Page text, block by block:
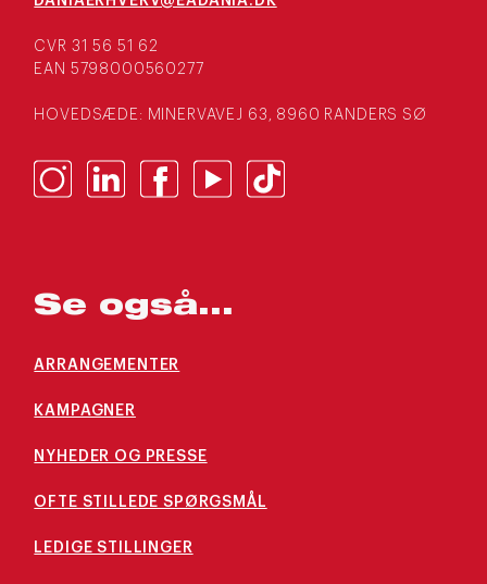
CVR 31 56 51 62
EAN 5798000560277
HOVEDSÆDE: MINERVAVEJ 63, 8960 RANDERS SØ
Se også...
ARRANGEMENTER
KAMPAGNER
NYHEDER OG PRESSE
OFTE STILLEDE SPØRGSMÅL
LEDIGE STILLINGER